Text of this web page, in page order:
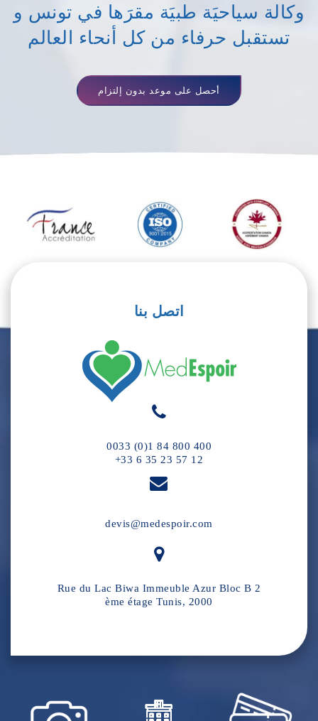
وكالة سياحيَة طبيَة مقرَها في تونس و
تستقبل حرفاء من كل أنحاء العالم
أحصل على موعد بدون إلتزام
اتصل بنا
0033 (0)1 84 800 400
+33 6 35 23 57 12
devis@medespoir.com
Rue du Lac Biwa Immeuble Azur Bloc B 2
ème étage Tunis, 2000